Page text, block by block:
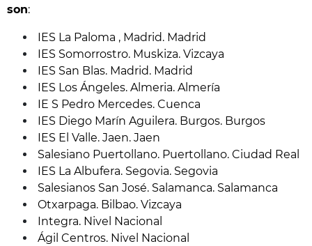
son:
IES La Paloma , Madrid. Madrid
IES Somorrostro. Muskiza. Vizcaya
IES San Blas. Madrid. Madrid
IES Los Ángeles. Almeria. Almería
IE S Pedro Mercedes. Cuenca
IES Diego Marín Aguilera. Burgos. Burgos
IES El Valle. Jaen. Jaen
Salesiano Puertollano. Puertollano. Ciudad Real
IES La Albufera. Segovia. Segovia
Salesianos San José. Salamanca. Salamanca
Otxarpaga. Bilbao. Vizcaya
Integra. Nivel Nacional
Ágil Centros. Nivel Nacional